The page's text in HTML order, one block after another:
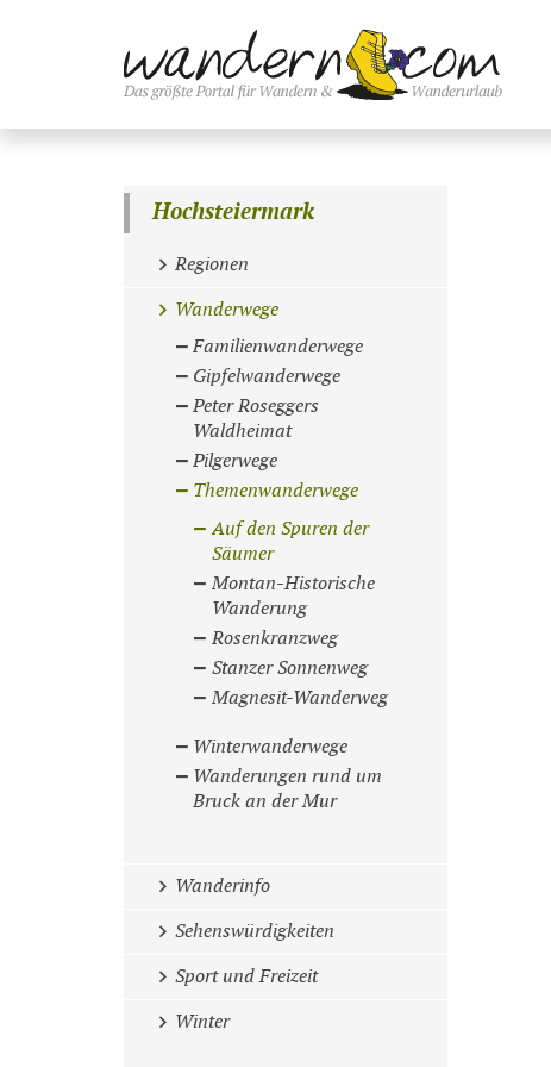
Hochsteiermark
Regionen
Wanderwege
Familienwanderwege
Gipfelwanderwege
Peter Roseggers
Waldheimat
Pilgerwege
Themenwanderwege
Auf den Spuren der
Säumer
Montan-Historische
Wanderung
Rosenkranzweg
Stanzer Sonnenweg
Magnesit-Wanderweg
Winterwanderwege
Wanderungen rund um
Bruck an der Mur
Wanderinfo
Sehenswürdigkeiten
Sport und Freizeit
Winter